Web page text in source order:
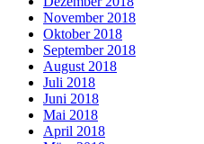
November 2018
Oktober 2018
September 2018
August 2018
Juli 2018
Juni 2018
Mai 2018
April 2018